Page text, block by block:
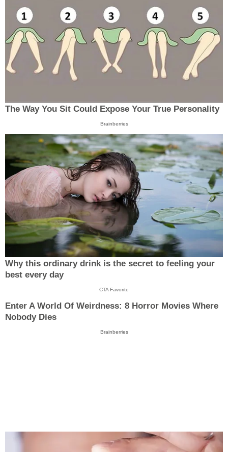
The Way You Sit Could Expose Your True Personality
Brainberries
Why this ordinary drink is the secret to feeling your
best every day
CTA Favorite
Enter A World Of Weirdness: 8 Horror Movies Where
Nobody Dies
Brainberries